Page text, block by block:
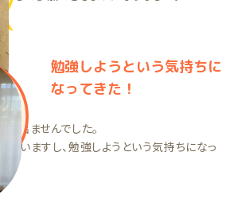
勉強しようという気持ちに
なってきた！
出ませんでした。
いますし、勉強しようという気持ちになっ